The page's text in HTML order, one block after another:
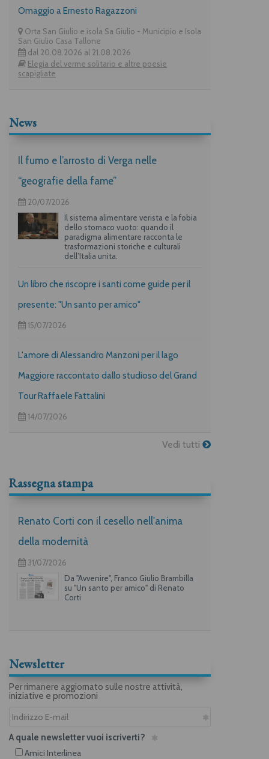
Omaggio a Ernesto Ragazzoni
Orta San Giulio e isola Sa Giulio - Municipio e Isola
San Giulio Casa Tallone
dal 20.08.2026 al 21.08.2026
Elegia del verme solitario e altre poesie
scapigliate
News
Il fumo e l’arrosto di Verga nelle
“geografie della fame”
20/07/2026
Il sistema alimentare verista e la fobia
dello stomaco vuoto: quando il
paradigma alimentare racconta le
trasformazioni storiche e culturali
dell’Italia unita.
Un libro che riscopre i santi come guide per il
presente: "Un santo per amico"
15/07/2026
L'amore di Alessandro Manzoni per il lago
Maggiore raccontato dallo studioso del Grand
Tour Raffaele Fattalini
14/07/2026
Vedi tutti
Rassegna stampa
Renato Corti con il cesello nell'anima
della modernità
31/07/2026
Da "Avvenire", Franco Giulio Brambilla
su "Un santo per amico" di Renato
Corti
Newsletter
Per rimanere aggiornato sulle nostre attività,
iniziative e promozioni
A quale newsletter vuoi iscriverti?
Amici Interlinea